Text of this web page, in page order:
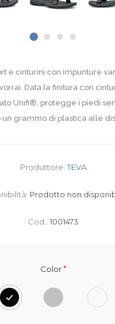
e cinturini con impunture
Data la finitura con
Unifi®, protegge i piedi
grammo di plastica alle
Produttore: TEVA
Prodotto non
Cod.: 1001473
Color*